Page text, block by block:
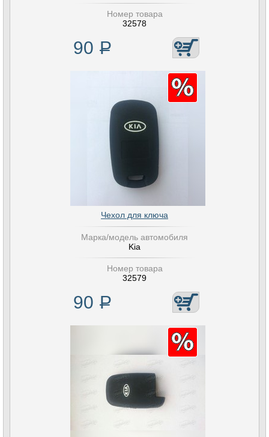
Номер товара
32578
90 Р
Чехол для ключа
Марка/модель автомобиля
Kia
Номер товара
32579
90 Р